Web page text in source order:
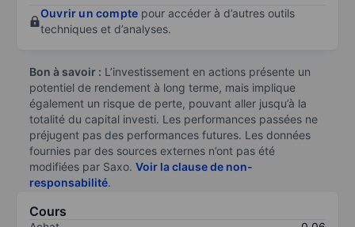
Ouvrir un compte pour accéder à d’autres outils
techniques et d’analyses.
Bon à savoir : L’investissement en actions présente un
potentiel de rendement à long terme, mais implique
également un risque de perte, pouvant aller jusqu’à la
totalité du capital investi. Les performances passées ne
préjugent pas des performances futures. Les données
fournies par des sources externes n’ont pas été
modifiées par Saxo. Voir la clause de non-
responsabilité.
Cours